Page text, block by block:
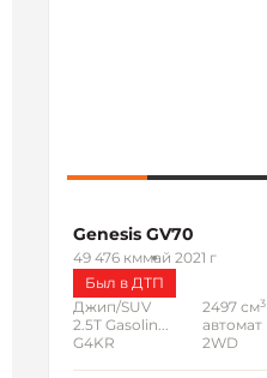
Genesis GV70
49 476 кммай 2021 г
Был в ДТП
Джип/SUV
2.5T Gasolin...
G4KR
2497 см3
автомат
2WD